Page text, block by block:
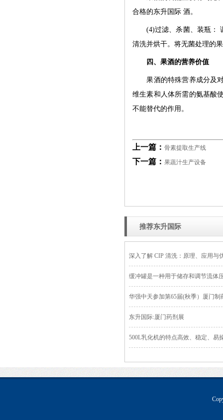
合格的东升国际 酒。
(4)过滤、杀菌、装瓶： 调
清洗并烘干。将无菌处理的
四、果酒的营养价值
果酒的特殊营养成分及对
维生素和人体所需的氨基酸
不能替代的作用。
上一篇： 骨素提取生产线
下一篇： 果蔬汁生产设备
推荐东升国际
深入了解 CIP 清洗：原理、应用与
缓冲罐是一种用于储存和调节流体
华强中天参加第65届(秋季）厦门制
东升国际:厦门药剂展
500L乳化机的特点高效、稳定、易